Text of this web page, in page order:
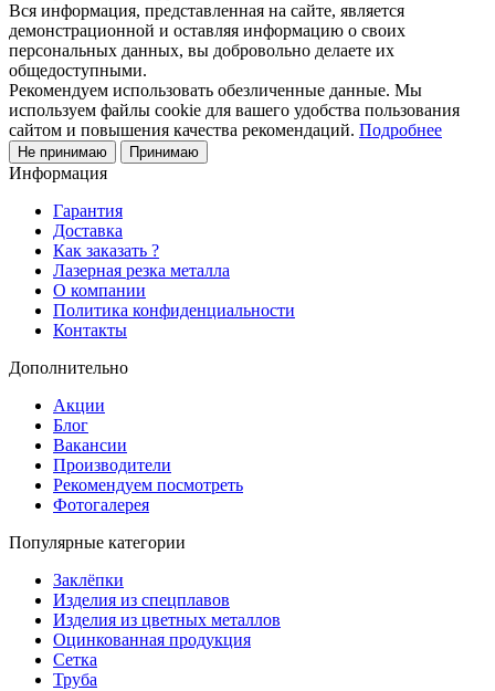
Вся информация, представленная на сайте, является
демонстрационной и оставляя информацию о своих
персональных данных, вы добровольно делаете их
общедоступными.
Рекомендуем использовать обезличенные данные. Мы
используем файлы cookie для вашего удобства пользования
сайтом и повышения качества рекомендаций. Подробнее
Не принимаю Принимаю
Информация
Гарантия
Доставка
Как заказать ?
Лазерная резка металла
О компании
Политика конфиденциальности
Контакты
Дополнительно
Акции
Блог
Вакансии
Производители
Рекомендуем посмотреть
Фотогалерея
Популярные категории
Заклёпки
Изделия из спецплавов
Изделия из цветных металлов
Оцинкованная продукция
Сетка
Труба